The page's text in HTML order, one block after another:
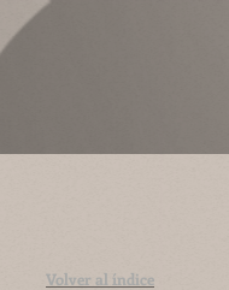
Volver al índice